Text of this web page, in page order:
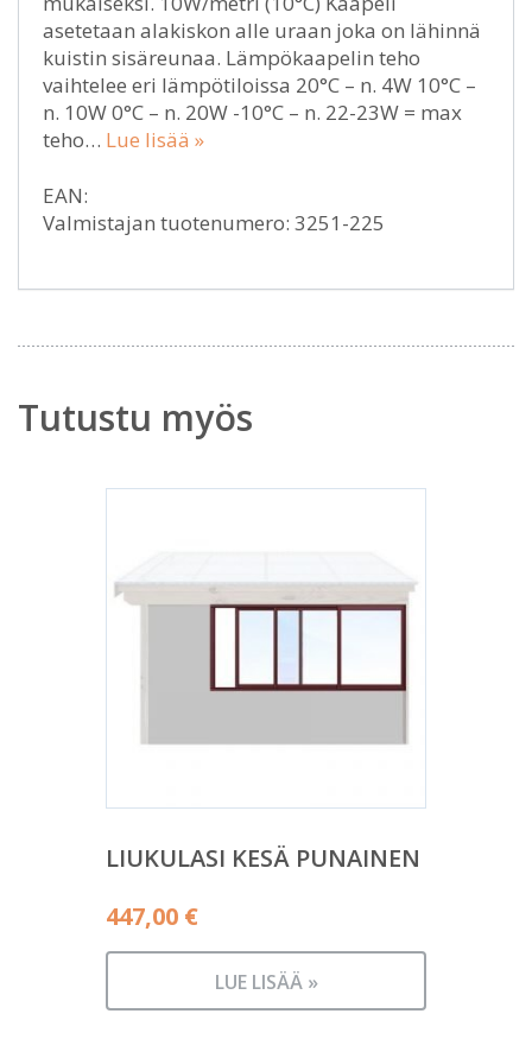
asetetaan alakiskon alle uraan joka on lähinnä
kuistin sisäreunaa. Lämpökaapelin teho
vaihtelee eri lämpötiloissa 20°C – n. 4W 10°C –
n. 10W 0°C – n. 20W -10°C – n. 22-23W = max
teho… Lue lisää »
EAN:
Valmistajan tuotenumero: 3251-225
Tutustu myös
LIUKULASI KESÄ PUNAINEN
447,00 €
LUE LISÄÄ »